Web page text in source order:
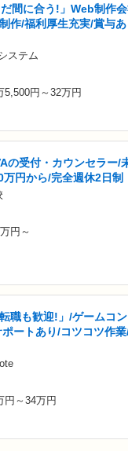
だ間に合う!」Web制作
作/福利厚生充実/賞与
ステム
5,500円～32万円
の受付・カウンセラー/
円から/完全週休2日制
円～
転職も歓迎!」/ゲームコ
ートあり/コツコツ作
円～34万円